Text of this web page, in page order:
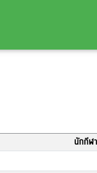
นักกีฬา